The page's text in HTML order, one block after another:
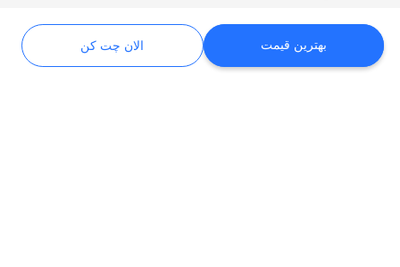
چت
کن
بهترین قیمت الان چت کن